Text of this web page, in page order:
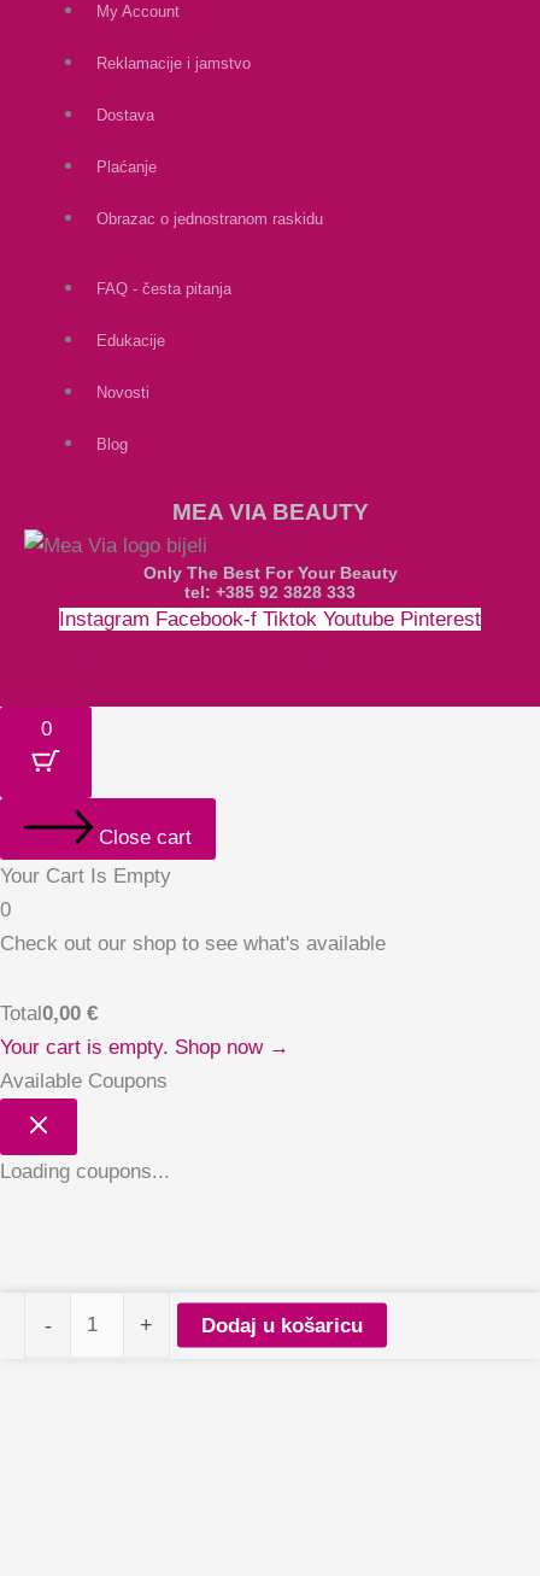
My Account
Reklamacije i jamstvo
Dostava
Plaćanje
Obrazac o jednostranom raskidu
FAQ - česta pitanja
Edukacije
Novosti
Blog
MEA VIA BEAUTY
Only The Best For Your Beauty
tel: +385 92 3828 333
Instagram Facebook-f Tiktok Youtube Pinterest
0
Close cart
Your Cart Is Empty
0
Check out our shop to see what's available
Total0,00 €
Your cart is empty. Shop now →
Available Coupons
Loading coupons...
- + Dodaj u košaricu